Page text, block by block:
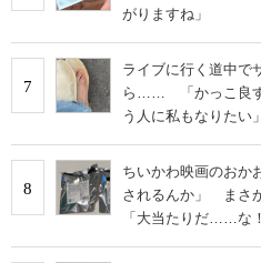
がりますね」
7
ライブに行く道中で
ら…… 「かっこ良す
う人に私もなりたい」
8
ちいかわ映画のお
されるんか」 まさ
「大当たりだ……な